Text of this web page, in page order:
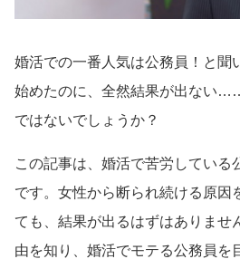
婚活での一番人気は公務員！と聞
始めたのに、全然結果が出ない
ではないでしょうか？
この記事は、婚活で苦労している
です。女性から断られ続ける原因
ても、結果が出るはずはありませ
由を知り、婚活でモテる公務員を